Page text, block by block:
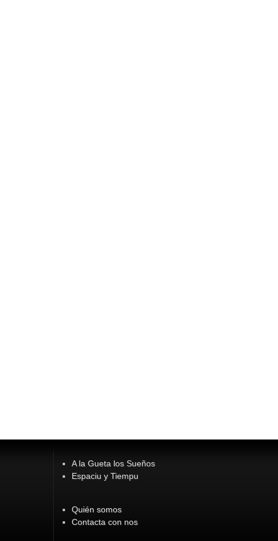
A la Gueta los Sueños
Espaciu y Tiempu
Quién somos
Contacta con nos